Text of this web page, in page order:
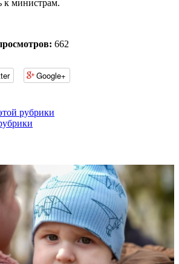
к министрам.
662
Google+
рубрики